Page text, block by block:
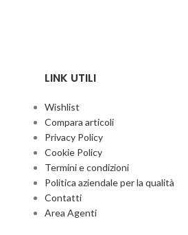
LINK UTILI
Wishlist
Compara articoli
Privacy Policy
Cookie Policy
Termini e condizioni
Politica aziendale per la qualità
Contatti
Area Agenti